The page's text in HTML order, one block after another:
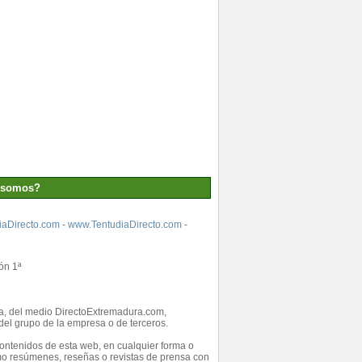
- www.TentudiaDirecto.com-
1ª
del medio DirectoExtremadura.com,
grupo de la empresa o de terceros.
de esta web, en cualquier forma o
resúmenes, reseñas o revistas de prensa con